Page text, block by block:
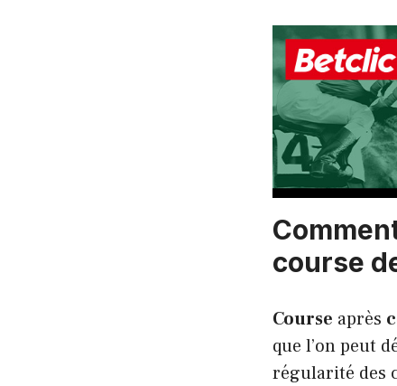
course
Course après
que l’on peut
régularité des